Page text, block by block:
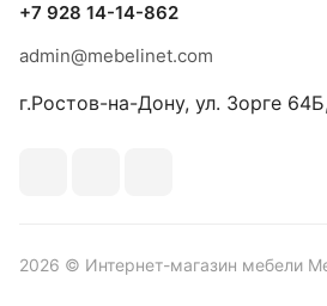
+7 928 14-14-862
admin@mebelinet.com
г.Ростов-на-Дону, ул. Зорге
2026 © Интернет-магазин мебели